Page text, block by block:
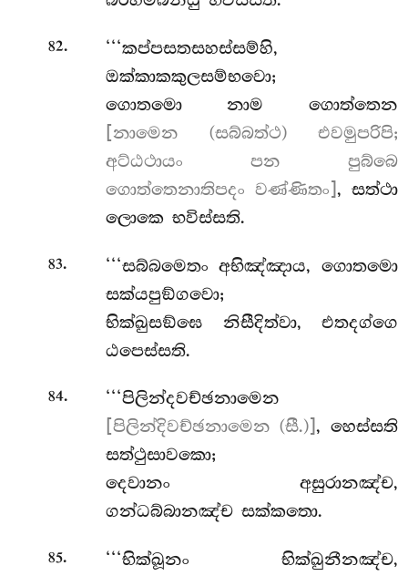
82.
‘‘‘කප්පසතසහස්සම්හි,
ඔක්කාකකුලසම්භවො;
ගොතමො නාම ගොත්තෙන
[නාමෙන (සබ්බත්ථ) එවමුපරිපි;
අට්ඨථායං පන පුබ්බෙ
ගොත්තෙනාතිපදං වණ්ණිතං] , සත්ථා
ලොකෙ භවිස්සති.
83.
‘‘‘සබ්බමෙතං අභිඤ්ඤාය, ගොතමො
සක්යපුඞ්ගවො;
භික්ඛුසඞ්ඝෙ නිසීදිත්වා, එතදග්ගෙ
ඨපෙස්සති.
84.
‘‘‘පිලින්දවච්ඡනාමෙන
[පිලින්දිවච්ඡනාමෙන (සී.)], හෙස්සති
සත්ථුසාවකො;
දෙවානං අසුරානඤ්ච,
ගන්ධබ්බානඤ්ච සක්කතො.
85.
‘‘‘භික්ඛූනං භික්ඛුනීනඤ්ච,